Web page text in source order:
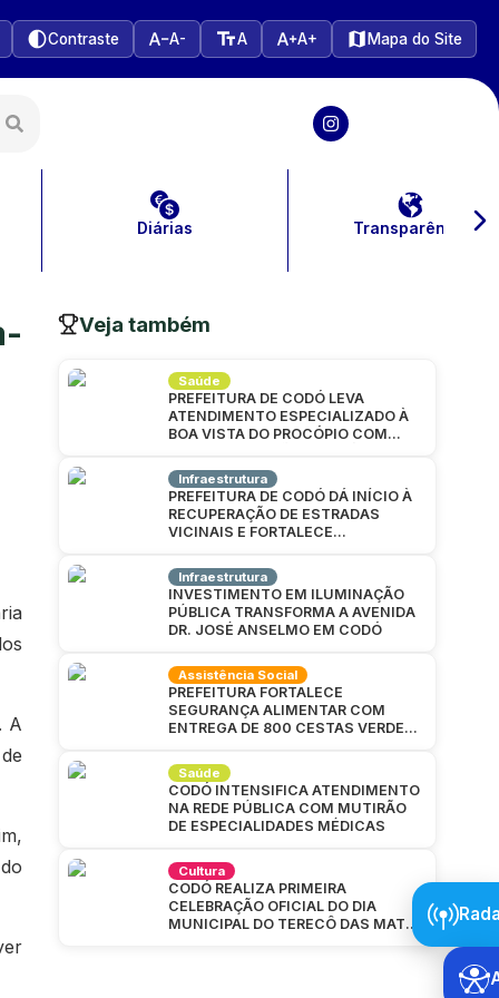
Contraste A- A A+ Mapa do Site
Diárias Transparência
A
Veja também
Saúde
PREFEITURA DE CODÓ LEVA
ATENDIMENTO ESPECIALIZADO À
BOA VISTA DO PROCÓPIO COM
Infraestrutura
PREFEITURA DE CODÓ DÁ INÍCIO À
RECUPERAÇÃO DE ESTRADAS
VICINAIS E FORTALECE
Infraestrutura
INVESTIMENTO EM ILUMINAÇÃO
PÚBLICA TRANSFORMA A AVENIDA
DR. JOSÉ ANSELMO EM CODÓ
Assistência Social
PREFEITURA FORTALECE
SEGURANÇA ALIMENTAR COM
ENTREGA DE 800 CESTAS VERDES
Saúde
CODÓ INTENSIFICA ATENDIMENTO
NA REDE PÚBLICA COM MUTIRÃO
DE ESPECIALIDADES MÉDICAS
Cultura
CODÓ REALIZA PRIMEIRA
CELEBRAÇÃO OFICIAL DO DIA
MUNICIPAL DO TERECÔ DAS MATAS